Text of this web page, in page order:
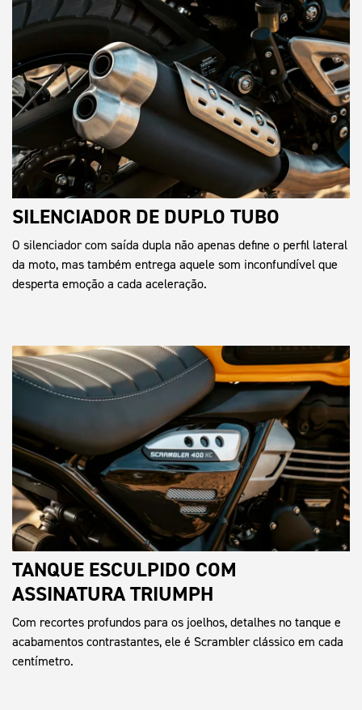
SILENCIADOR DE DUPLO TUBO
O silenciador com saída dupla não apenas define o perfil lateral
da moto, mas também entrega aquele som inconfundível que
desperta emoção a cada aceleração.
TANQUE ESCULPIDO COM
ASSINATURA TRIUMPH
Com recortes profundos para os joelhos, detalhes no tanque e
acabamentos contrastantes, ele é Scrambler clássico em cada
centímetro.